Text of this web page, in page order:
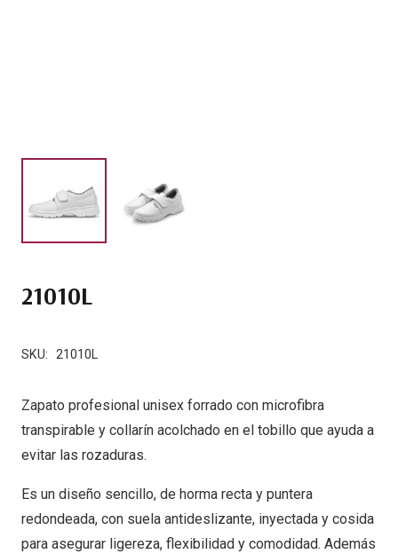
21010L
SKU: 21010L
Zapato profesional unisex forrado con microfibra
transpirable y collarín acolchado en el tobillo que ayuda a
evitar las rozaduras.
Es un diseño sencillo, de horma recta y puntera
redondeada, con suela antideslizante, inyectada y cosida
para asegurar ligereza, flexibilidad y comodidad. Además